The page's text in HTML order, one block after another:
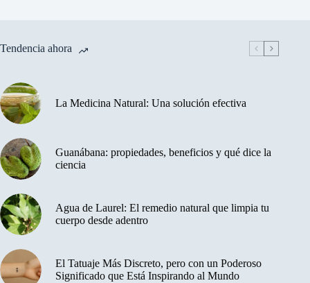
Tendencia ahora
La Medicina Natural: Una solución efectiva
Guanábana: propiedades, beneficios y qué dice la
ciencia
Agua de Laurel: El remedio natural que limpia tu
cuerpo desde adentro
El Tatuaje Más Discreto, pero con un Poderoso
Significado que Está Inspirando al Mundo